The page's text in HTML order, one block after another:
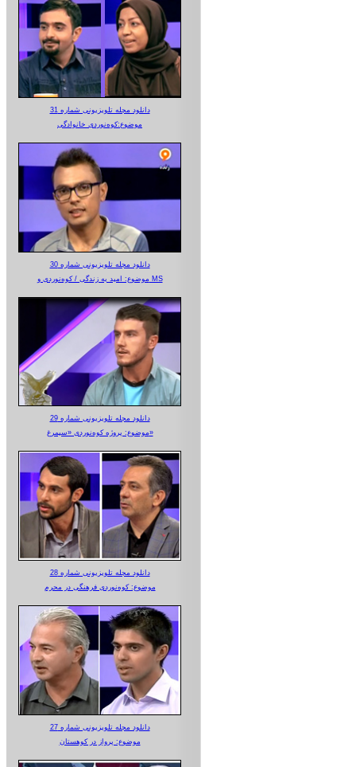
دانلود مجله تلویزیونی شماره 31
موضوع:کوه‌نوردی خانوادگی
دانلود مجله تلویزیونی شماره 30
موضوع: امید به زندگی / کوه‌نوردی و MS
دانلود مجله تلویزیونی شماره 29
موضوع: پروژه کوه‌نوردی «سیمرغ»
دانلود مجله تلویزیونی شماره 28
موضوع: کوه‌نوردی فرهنگی در محرم
دانلود مجله تلویزیونی شماره 27
موضوع: پرواز در کوهستان